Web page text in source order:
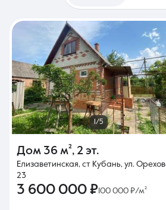
1/5
Дом 36 м², 2 эт.
Елизаветинская, ст Кубань, ул.
23
3 600 000 ₽ 100 000 ₽/м²